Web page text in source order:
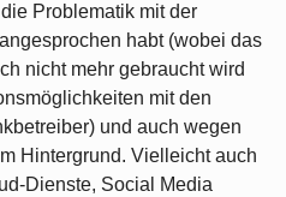
Problematik mit der
habt (wobei das
nicht mehr gebraucht wird
mit den
und auch wegen
Hintergrund. Vielleicht auch
Dienste, Social Media